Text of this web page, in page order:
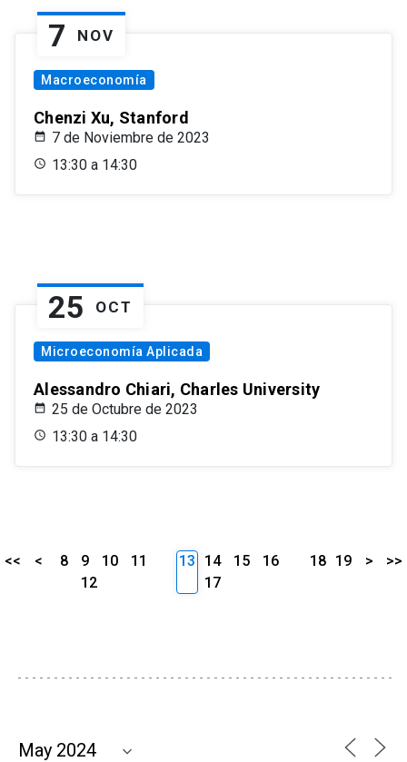
7 NOV
Macroeconomía
Chenzi Xu, Stanford
7 de Noviembre de 2023
13:30 a 14:30
25 OCT
Microeconomía Aplicada
Alessandro Chiari, Charles University
25 de Octubre de 2023
13:30 a 14:30
<< < 8 9 10
11
12
13 14 15
16
17
18 19 > >>